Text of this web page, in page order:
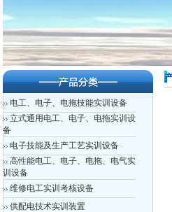
电工、电子、电拖技能实训设备
立式通用电工、电子、电拖实训设
备
电子技能及生产工艺实训设备
高性能电工、电子、电拖、电气实
训设备
维修电工实训考核设备
供配电技术实训装置